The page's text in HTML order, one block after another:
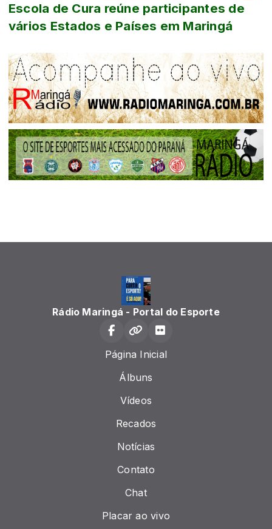
Escola de Cura reúne participantes de
vários Estados e Países em Maringá
Rádio Maringá - Portal do Esporte
Página Inicial
Álbuns
Vídeos
Recados
Notícias
Contato
Chat
Placar ao vivo